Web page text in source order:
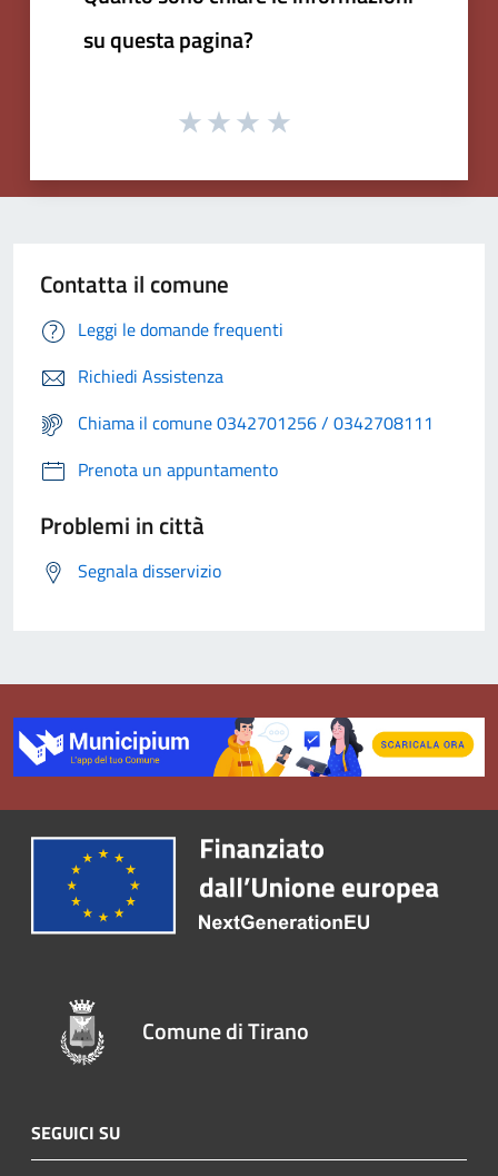
su questa pagina?
Contatta il comune
Leggi le domande frequenti
Richiedi Assistenza
Chiama il comune 0342701256 / 0342708111
Prenota un appuntamento
Problemi in città
Segnala disservizio
Comune di Tirano
SEGUICI SU